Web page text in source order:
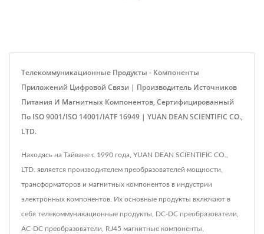
Телекоммуникационные Продукты - Компоненты
Приложений Цифровой Связи | Производитель Источников
Питания И Магнитных Компонентов, Сертифицированный
По ISO 9001/ISO 14001/IATF 16949 | YUAN DEAN SCIENTIFIC CO.,
LTD.
Находясь на Тайване с 1990 года, YUAN DEAN SCIENTIFIC CO.,
LTD. является производителем преобразователей мощности,
трансформаторов и магнитных компонентов в индустрии
электронных компонентов. Их основные продукты включают в
себя телекоммуникационные продукты, DC-DC преобразователи,
AC-DC преобразователи, RJ45 магнитные компоненты,